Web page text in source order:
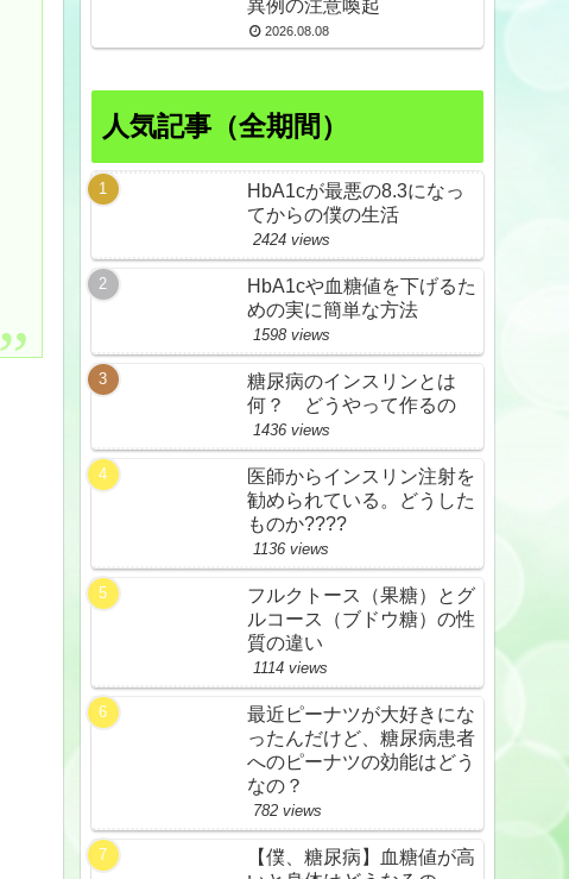
異例の注意喚起
2026.08.08
人気記事（全期間）
HbA1cが最悪の8.3になっ
てからの僕の生活
2424 views
HbA1cや血糖値を下げるた
めの実に簡単な方法
1598 views
糖尿病のインスリンとは
何？ どうやって作るの
1436 views
医師からインスリン注射を
勧められている。どうした
ものか????
1136 views
フルクトース（果糖）とグ
ルコース（ブドウ糖）の性
質の違い
1114 views
最近ピーナツが大好きにな
ったんだけど、糖尿病患者
へのピーナツの効能はどう
なの？
782 views
【僕、糖尿病】血糖値が高